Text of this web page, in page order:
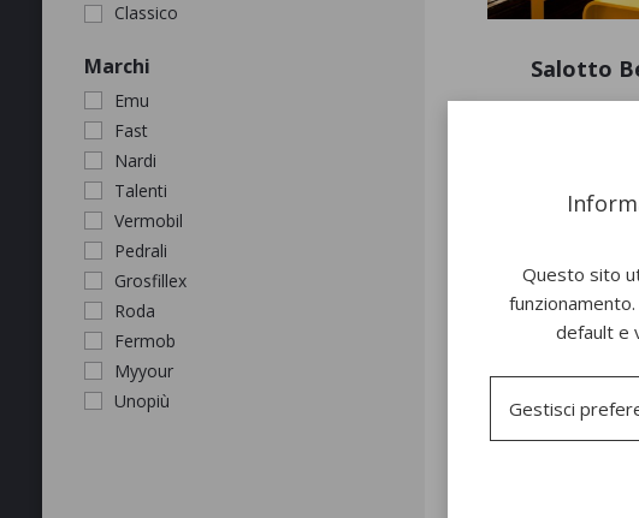
Classico
Marchi
Emu
Fast
Nardi
Talenti
Vermobil
Pedrali
Grosfillex
Roda
Fermob
Myyour
Unopiù
Salotto
Questo sito
default e
Gestisci